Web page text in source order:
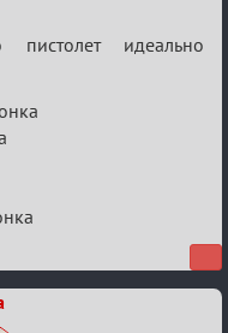
идеально